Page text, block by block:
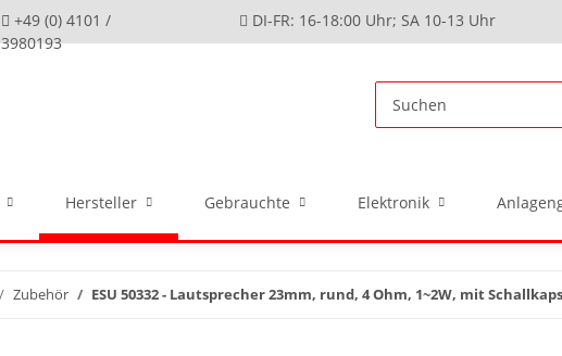
+49 (0) 4101 /
3980193
DI-FR: 16-18:00 Uhr; SA 10-13 Uhr
Hersteller Gebrauchte Elektronik
Zubehör ESU 50332 - Lautsprecher 23mm, rund, 4 Ohm, 1~2W, mit